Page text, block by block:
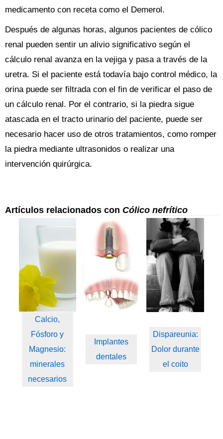
medicamento con receta como el Demerol.
Después de algunas horas, algunos pacientes de cólico
renal pueden sentir un alivio significativo según el
cálculo renal avanza en la vejiga y pasa a través de la
uretra. Si el paciente está todavía bajo control médico, la
orina puede ser filtrada con el fin de verificar el paso de
un cálculo renal. Por el contrario, si la piedra sigue
atascada en el tracto urinario del paciente, puede ser
necesario hacer uso de otros tratamientos, como romper
la piedra mediante ultrasonidos o realizar una
intervención quirúrgica.
Artículos relacionados con Cólico nefrítico
Calcio,
Fósforo y
Magnesio:
minerales
necesarios
Implantes
dentales
Dispareunia:
Dolor durante
el coito